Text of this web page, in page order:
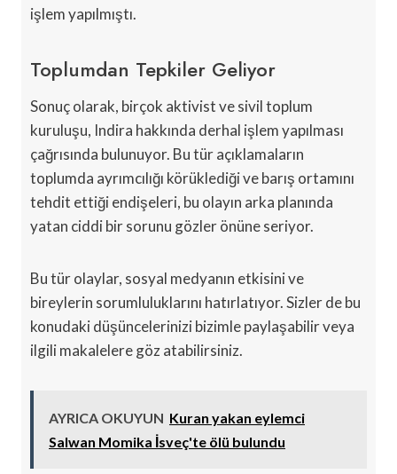
işlem yapılmıştı.
Toplumdan Tepkiler Geliyor
Sonuç olarak, birçok aktivist ve sivil toplum
kuruluşu, Indira hakkında derhal işlem yapılması
çağrısında bulunuyor. Bu tür açıklamaların
toplumda ayrımcılığı körüklediği ve barış ortamını
tehdit ettiği endişeleri, bu olayın arka planında
yatan ciddi bir sorunu gözler önüne seriyor.
Bu tür olaylar, sosyal medyanın etkisini ve
bireylerin sorumluluklarını hatırlatıyor. Sizler de bu
konudaki düşüncelerinizi bizimle paylaşabilir veya
ilgili makalelere göz atabilirsiniz.
AYRICA OKUYUN Kuran yakan eylemci
Salwan Momika İsveç'te ölü bulundu